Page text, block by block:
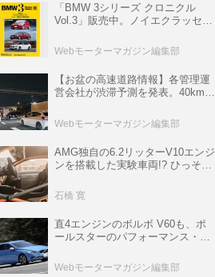
「BMW 3シリーズ クロニクル
Vol.3」販売中。ノイエクラッセか
ムック
Webモーターマガジン編集部
【お盆の高速道路情報】各管理運
営会社が渋滞予測を発表。40km以
数ある
Webモーターマガジン編集部
AMG独自の6.2リッターV10エンジ
ンを搭載した実験車両!? ひっそり
P900 プロトタイプ」とは
石橋 寛
直4エンジンのボルボ V60も、ポ
ールスターのパフォーマンス・パ
と昔の新車】
Webモーターマガジン編集部